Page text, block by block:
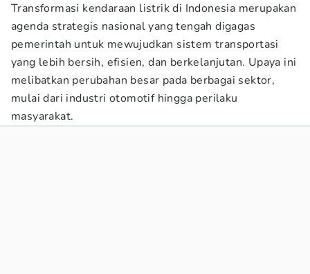
Transformasi kendaraan listrik di Indonesia merupakan
agenda strategis nasional yang tengah digagas
pemerintah untuk mewujudkan sistem transportasi
yang lebih bersih, efisien, dan berkelanjutan. Upaya ini
melibatkan perubahan besar pada berbagai sektor,
mulai dari industri otomotif hingga perilaku
masyarakat.